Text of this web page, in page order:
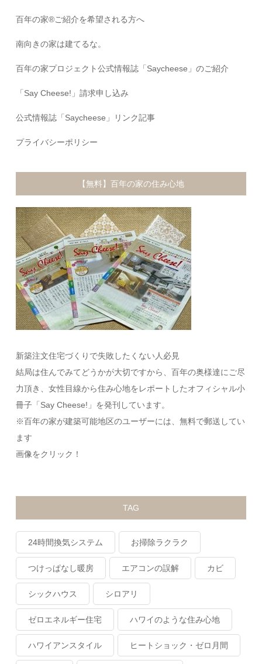
百年の家®️ご紹介を希望される方へ
南向きの家は建てるな。
百年の家プロジェクト公式情報誌「Saycheese」のご紹介
「Say Cheese!」請求申し込み
公式情報誌「Saycheese」リンク記事
プライバシーポリシー
【無料】百年の家の住み心地
新築注文住宅づくりで失敗したくない人必見
結局は住んでみてどうかが大切ですから、百年の奥様達にご尽
力頂き、女性目線から住み心地をレポートしたオフィシャル小
冊子「Say Cheese!」を発刊しています。
※百年の家が建築可能地区のユーザーには、無料で郵送してい
ます
画像をクリック！
TAG
24時間換気システム お掃除ラクラク
つけっぱなし暖房 エアコンの誤解 カビ
シックハウス シロアリ
ゼロエネルギー住宅 ハワイのような住み心地
ハワイアンスタイル ヒートショック・ゼロ月間